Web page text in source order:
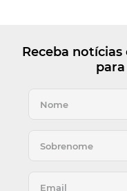
Receba
para